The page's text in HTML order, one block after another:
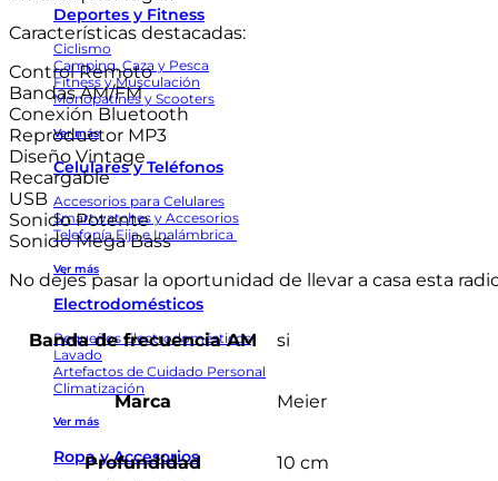
Deportes y Fitness
Ciclismo
Camping, Caza y Pesca
Fitness y Musculación
Monopatines y Scooters
Ver más
Celulares y Teléfonos
Accesorios para Celulares
Smartwatches y Accesorios
Telefonía Fija e Inalámbrica
Ver más
Electrodomésticos
Pequeños Electrodomésticos
Lavado
Artefactos de Cuidado Personal
Climatización
Ver más
Ropa y Accesorios
Características destacadas:
Control Remoto
Bandas AM/FM
Conexión Bluetooth
Reproductor MP3
Diseño Vintage
Recargable
USB
Sonido Potente
Sonido Mega Bass
No dejes pasar la oportunidad de llevar a casa esta
Banda de frecuencia AM si
Marca Meier
Profundidad 10 cm